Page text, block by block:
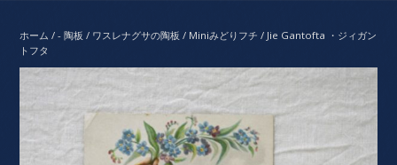
ホーム /- 陶板 / ワスレナグサの陶板 / Miniみどりフチ / Jie Gantofta ・ジィガン
トフタ